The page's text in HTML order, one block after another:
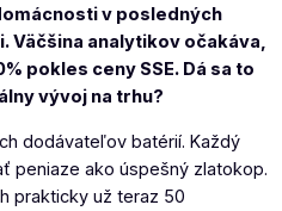
v posledných
Väčšina analytikov očakáva,
pokles ceny SSE. Dá sa to
vývoj na trhu?
dodávateľov batérií. Každý
peniaze ako úspešný zlatokop.
prakticky už teraz 50